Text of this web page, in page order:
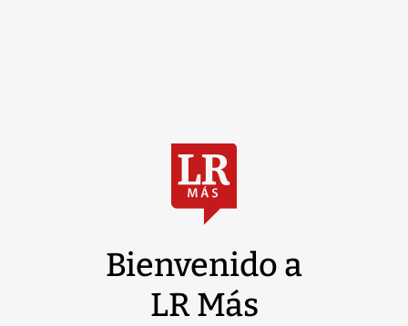
Bienvenido a
LR Más